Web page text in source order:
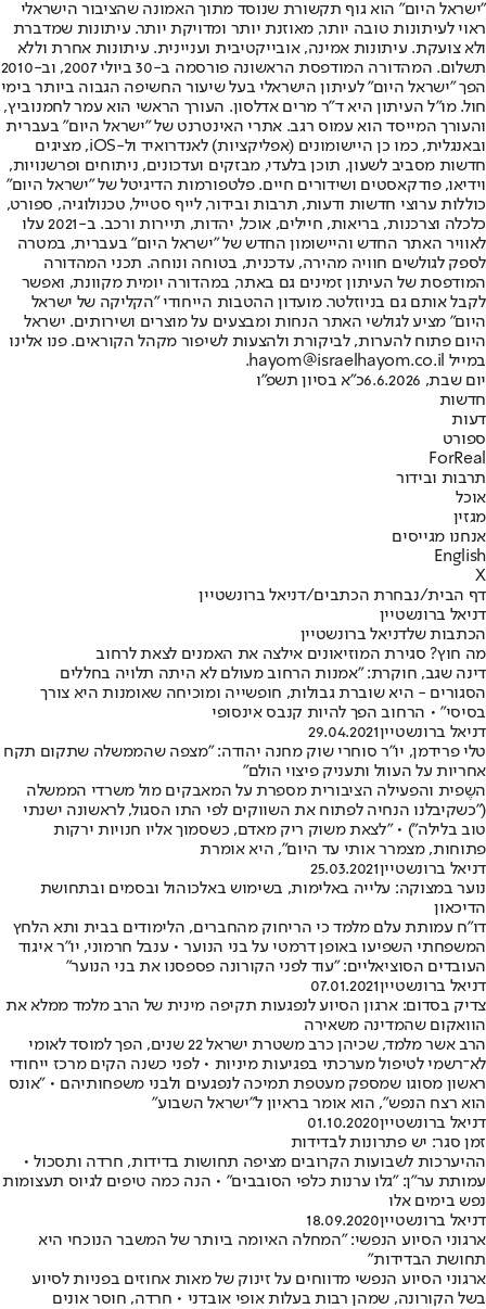
"ישראל היום" הוא גוף תקשורת שנוסד מתוך האמונה שהציבור הישראלי
ראוי לעיתונות טובה יותר, מאוזנת יותר ומדויקת יותר. עיתונות שמדברת
ולא צועקת. עיתונות אמינה, אובייקטיבית ועניינית. עיתונות אחרת וללא
תשלום. המהדורה המודפסת הראשונה פורסמה ב-30 ביולי 2007, וב-2010
הפך "ישראל היום" לעיתון הישראלי בעל שיעור החשיפה הגבוה ביותר בימי
חול. מו"ל העיתון היא ד"ר מרים אדלסון. העורך הראשי הוא עמר לחמנוביץ,
והעורך המייסד הוא עמוס רגב. אתרי האינטרנט של "ישראל היום" בעברית
ובאנגלית, כמו כן היישומונים (אפליקציות) לאנדרואיד ול-iOS, מציגים
חדשות מסביב לשעון, תוכן בלעדי, מבזקים ועדכונים, ניתוחים ופרשנויות,
וידיאו, פודקאסטים ושידורים חיים. פלטפורמות הדיגיטל של "ישראל היום"
כוללות ערוצי חדשות ודעות, תרבות ובידור, לייף סטייל, טכנולוגיה, ספורט,
כלכלה וצרכנות, בריאות, חיילים, אוכל, יהדות, תיירות ורכב. ב-2021 עלו
לאוויר האתר החדש והיישומון החדש של "ישראל היום" בעברית, במטרה
לספק לגולשים חוויה מהירה, עדכנית, בטוחה ונוחה. תכני המהדורה
המודפסת של העיתון זמינים גם באתר, במהדורה יומית מקוונת, ואפשר
לקבל אותם גם בניוזלטר. מועדון ההטבות הייחודי "הקליקה של ישראל
היום" מציע לגולשי האתר הנחות ומבצעים על מוצרים ושירותים. ישראל
היום פתוח להערות, לביקורת ולהצעות לשיפור מקהל הקוראים. פנו אלינו
במייל hayom@israelhayom.co.il.
יום שבת, 6.6.2026
כ"א בסיון תשפ"ו
חדשות
דעות
ספורט
ForReal
תרבות ובידור
אוכל
מגזין
אנחנו מגייסים
English
X
דף הבית/נבחרת הכתבים/דניאל ברונשטיין
דניאל ברונשטיין
הכתבות שלדניאל ברונשטיין
מה חוץ? סגירת המוזיאונים אילצה את האמנים לצאת לרחוב
דינה שגב, חוקרת: "אמנות הרחוב מעולם לא היתה תלויה בחללים
הסגורים - היא שוברת גבולות, חופשייה ומוכיחה שאומנות היא צורך
בסיסי" • הרחוב הפך להיות קנבס אינסופי
דניאל ברונשטיין29.04.2021
טלי פרידמן, יו"ר סוחרי שוק מחנה יהודה: "מצפה שהממשלה שתקום תקח
אחריות על העוול ותעניק פיצוי הולם"
השֶפית והפעילה הציבורית מספרת על המאבקים מול משרדי הממשלה
("כשקיבלנו הנחיה לפתוח את השווקים לפי התו הסגול, לראשונה ישנתי
טוב בלילה") • "לצאת משוק ריק מאדם, כשסמוך אליו חנויות ירקות
פתוחות, מצמרר אותי עד היום", היא אומרת
דניאל ברונשטיין25.03.2021
נוער במצוקה: עלייה באלימות, בשימוש באלכוהול ובסמים ובתחושת
הדיכאון
דו"ח עמותת עלם מלמד כי הריחוק מהחברים, הלימודים בבית ותא הלחץ
המשפחתי השפיעו באופן דרמטי על בני הנוער • ענבל חרמוני, יו"ר איגוד
העובדים הסוציאליים: "עוד לפני הקורונה פספסנו את בני הנוער"
דניאל ברונשטיין07.01.2021
צדיק בסדום: ארגון הסיוע לנפגעות תקיפה מינית של הרב מלמד ממלא את
הוואקום שהמדינה משאירה
הרב אשר מלמד, שכיהן כרב משטרת ישראל 22 שנים, הפך למוסד לאומי
לא־רשמי לטיפול מערכתי בפגיעות מיניות • לפני כשנה הקים מרכז ייחודי
ראשון מסוגו שמספק מעטפת תמיכה לנפגעים ולבני משפחותיהם • "אונס
הוא רצח הנפש", הוא אומר בראיון ל"ישראל השבוע"
דניאל ברונשטיין01.10.2020
זמן סגר: יש פתרונות לבדידות
ההיערכות לשבועות הקרובים מציפה תחושות בדידות, חרדה ותסכול •
עמותת ער"ן: "גלו ערנות כלפי הסובבים" • הנה כמה טיפים לגיוס תעצומות
נפש בימים אלו
דניאל ברונשטיין18.09.2020
ארגוני הסיוע הנפשי: "המחלה האיומה ביותר של המשבר הנוכחי היא
תחושת הבדידות"
ארגוני הסיוע הנפשי מדווחים על זינוק של מאות אחוזים בפניות לסיוע
בשל הקורונה, שמהן רבות בעלות אופי אובדני • חרדה, חוסר אונים